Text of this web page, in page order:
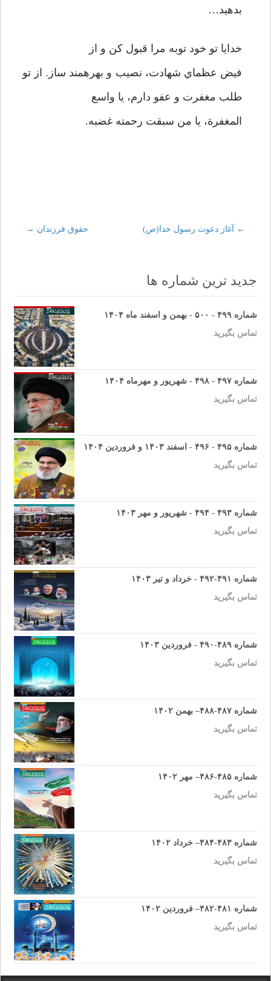
بدهيد…
خدايا تو خود توبه مرا قبول كن و از
فيض عظماي شهادت، نصيب و بهره­مند ساز. از تو
طلب مغفرت و عفو دارم، يا واسع
المغفرة، يا من سبقت رحمته غضبه.
Post
navigation
← آغاز دعوت رسول خدا(ص) حقوق فرزندان →
جدید ترین شماره ها
شماره ۴۹۹ - ۵۰۰ - بهمن و اسفند ماه ۱۴۰۴
تماس بگیرید
شماره ۴۹۷ - ۴۹۸ - شهریور و مهرماه ۱۴۰۴
تماس بگیرید
شماره ۴۹۵ - ۴۹۶ - اسفند ۱۴۰۳ و فروردین ۱۴۰۴
تماس بگیرید
شماره ۴۹۳ - ۴۹۴ - شهریور و مهر ۱۴۰۳
تماس بگیرید
شماره ۴۹۱-۴۹۲ - خرداد و تیر ۱۴۰۳
تماس بگیرید
شماره ۴۸۹-۴۹۰ - فروردین ۱۴۰۳
تماس بگیرید
شماره ۴۸۷-۴۸۸– بهمن ۱۴۰۲
تماس بگیرید
شماره ۴۸۵-۴۸۶– مهر ۱۴۰۲
تماس بگیرید
شماره ۴۸۳-۴۸۴– خرداد ۱۴۰۲
تماس بگیرید
شماره ۴۸۱-۴۸۲– فروردین ۱۴۰۲
تماس بگیرید